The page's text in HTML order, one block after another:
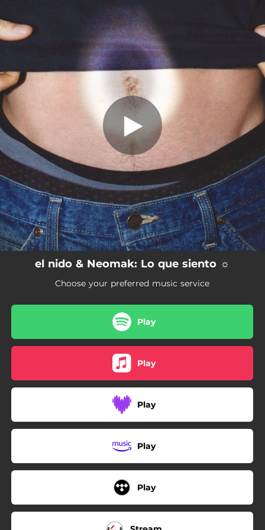
You're all set!
Lo que siento ☼
el nido & Neomak: Lo que siento ☼
Choose your preferred music service
Play
Play
Play
Play
Play